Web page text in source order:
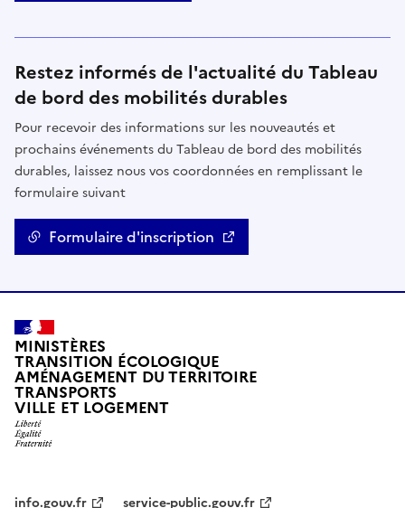
Restez informés de l'actualité du Tableau
de bord des mobilités durables
Pour recevoir des informations sur les nouveautés et
prochains événements du Tableau de bord des mobilités
durables, laissez nous vos coordonnées en remplissant le
formulaire suivant
Formulaire d'inscription
MINISTÈRES
TRANSITION ÉCOLOGIQUE
AMÉNAGEMENT DU TERRITOIRE
TRANSPORTS
VILLE ET LOGEMENT
info.gouv.fr service-public.gouv.fr